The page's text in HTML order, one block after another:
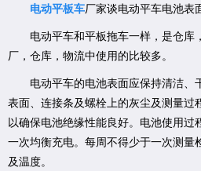
电动平板车厂家谈电动平车电池表
电动平车和平板拖车一样，是仓库
厂，仓库，物流中使用的比较多。
电动平车的电池表面应保持清洁、
表面、连接条及螺栓上的灰尘及测量过
以确保电池绝缘性能良好。电池使用过
一次均衡充电。每周不得少于一次测量
及温度。